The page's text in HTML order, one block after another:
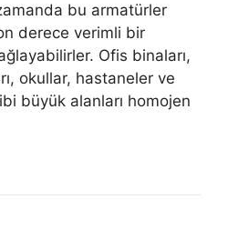
bu armatürler
derece verimli bir
Ofis binaları,
okullar, hastaneler ve
büyük alanları homojen